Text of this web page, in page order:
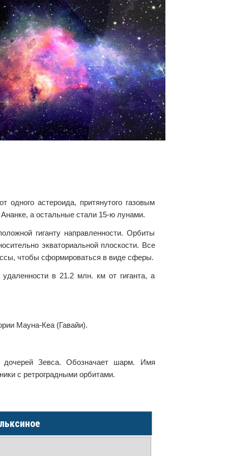
одного астероида, притянутого газовым
а остальные стали 15-ю лунами.
гиганту направленности. Орбиты
экваториальной плоскости. Все
чтобы сформироваться в виде сферы.
в 21.2 млн. км от гиганта, а
Мауна-Кеа (Гавайи).
дочерей Зевса. Обозначает шарм. Имя
с ретроградными орбитами.